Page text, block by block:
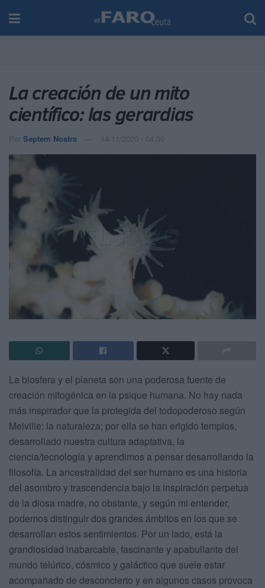
La creación de un mito
científico: las gerardias
Por Septem Nostra 14/11/2020 - 04:00
La biosfera y el planeta son una poderosa fuente de
creación mitogénica en la psique humana. No hay nada
más inspirador que la protegida del todopoderoso según
Melville: la naturaleza; por ella se han erigido templos,
desarrollado nuestra cultura adaptativa, la
ciencia/tecnología y aprendimos a pensar desarrollando la
filosofía. La ancestralidad del ser humano es una historia
del asombro y trascendencia bajo la inspiración perpetua
de la diosa madre, no obstante, y según mi entender,
podemos distinguir dos grandes ámbitos en los que se
desarrollan estos sentimientos. Por un lado, está la
grandiosidad inabarcable, fascinante y apabullante del
mundo telúrico, cósmico y galáctico que suele estar
acompañado de desconcierto y en algunos casos provoca